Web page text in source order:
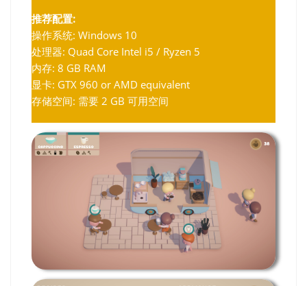
推荐配置:
操作系统: Windows 10
处理器: Quad Core Intel i5 / Ryzen 5
内存: 8 GB RAM
显卡: GTX 960 or AMD equivalent
存储空间: 需要 2 GB 可用空间